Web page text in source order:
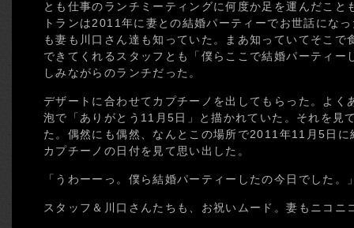
とも仕事のランチミーティングに何度か足を運んだこと
トランは2011年に妻との結婚パーティーでお世話にな
も妻も川口さん達も知っていた。まあ知っていてそこで
できてくれるスタッフとも「僕らここで結婚パーティー
しみながらのランチだった。
デザートに合わせてカプチーノを出してもらった。よく
泡で「ありがとう11月5日」と描かれていた。それを見
た。偶然にも偶然、なんとこの場所で2011年11月5日
カプチーノの日付を見て思い出した。
「うわーーっ。僕ら結婚パーティーしたの今日でした。
スタッフ＆川口さんたちも、お祝いムード。妻もニコニ